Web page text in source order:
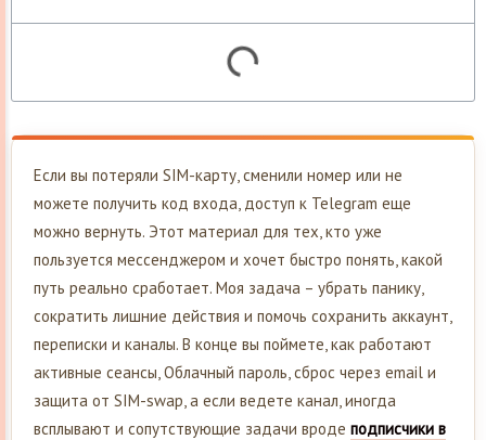
Если вы потеряли SIM-карту, сменили номер или не
можете получить код входа, доступ к Telegram еще
можно вернуть. Этот материал для тех, кто уже
пользуется мессенджером и хочет быстро понять, какой
путь реально сработает. Моя задача – убрать панику,
сократить лишние действия и помочь сохранить аккаунт,
переписки и каналы. В конце вы поймете, как работают
активные сеансы, Облачный пароль, сброс через email и
защита от SIM-swap, а если ведете канал, иногда
всплывают и сопутствующие задачи вроде подписчики в